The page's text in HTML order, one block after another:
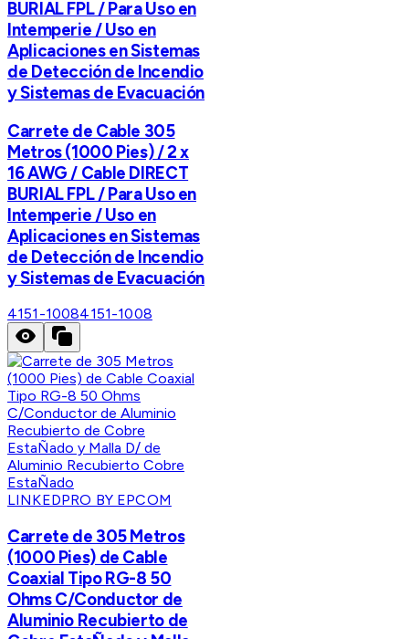
BURIAL FPL / Para Uso en
Intemperie / Uso en
Aplicaciones en Sistemas
de Detección de Incendio
y Sistemas de Evacuación
Carrete de Cable 305
Metros (1000 Pies) / 2 x
16 AWG / Cable DIRECT
BURIAL FPL / Para Uso en
Intemperie / Uso en
Aplicaciones en Sistemas
de Detección de Incendio
y Sistemas de Evacuación
4151-10084151-1008
LINKEDPRO BY EPCOM
Carrete de 305 Metros
(1000 Pies) de Cable
Coaxial Tipo RG-8 50
Ohms C/Conductor de
Aluminio Recubierto de